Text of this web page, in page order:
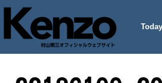
七転八起 – 村山憲三
村山憲三ウェブサイト